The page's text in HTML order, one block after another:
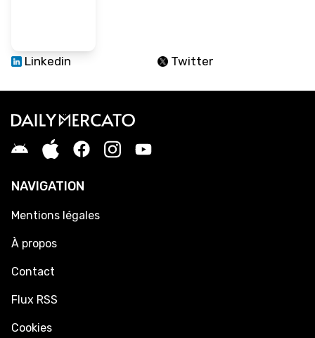
Linkedin Twitter
NAVIGATION
Mentions légales
À propos
Contact
Flux RSS
Cookies